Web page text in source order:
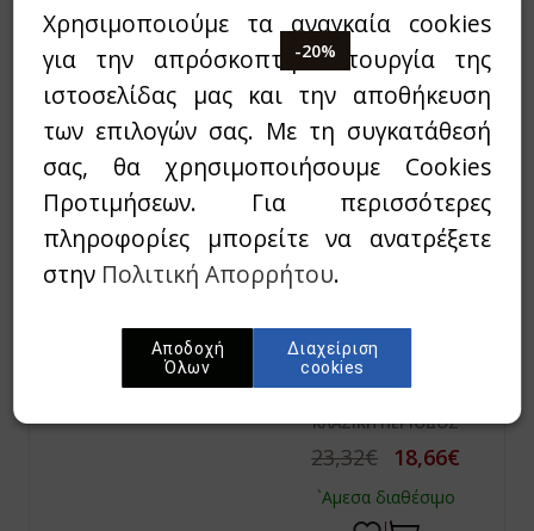
-20%
ΑΘΗΝΑΙΚΑ
ΕΡΥΘΡΟΜΟΡΦΑ
ΑΓΓΕΙΑ
ΚΛΑΣΙΚΗ ΠΕΡΙΟΔΟΣ
23,32€ 18,66€
`Αμεσα διαθέσιμο
Χρησιμοποιούμε τα αναγκαία cookies
για την απρόσκοπτη λειτουργία της
ιστοσελίδας μας και την αποθήκευση
των επιλογών σας. Με τη συγκατάθεσή
σας, θα χρησιμοποιήσουμε Cookies
Προτιμήσεων. Για περισσότερες
πληροφορίες μπορείτε να ανατρέξετε
στην Πολιτική Απορρήτου.
Αποδοχή
Όλων
Διαχείριση
cookies